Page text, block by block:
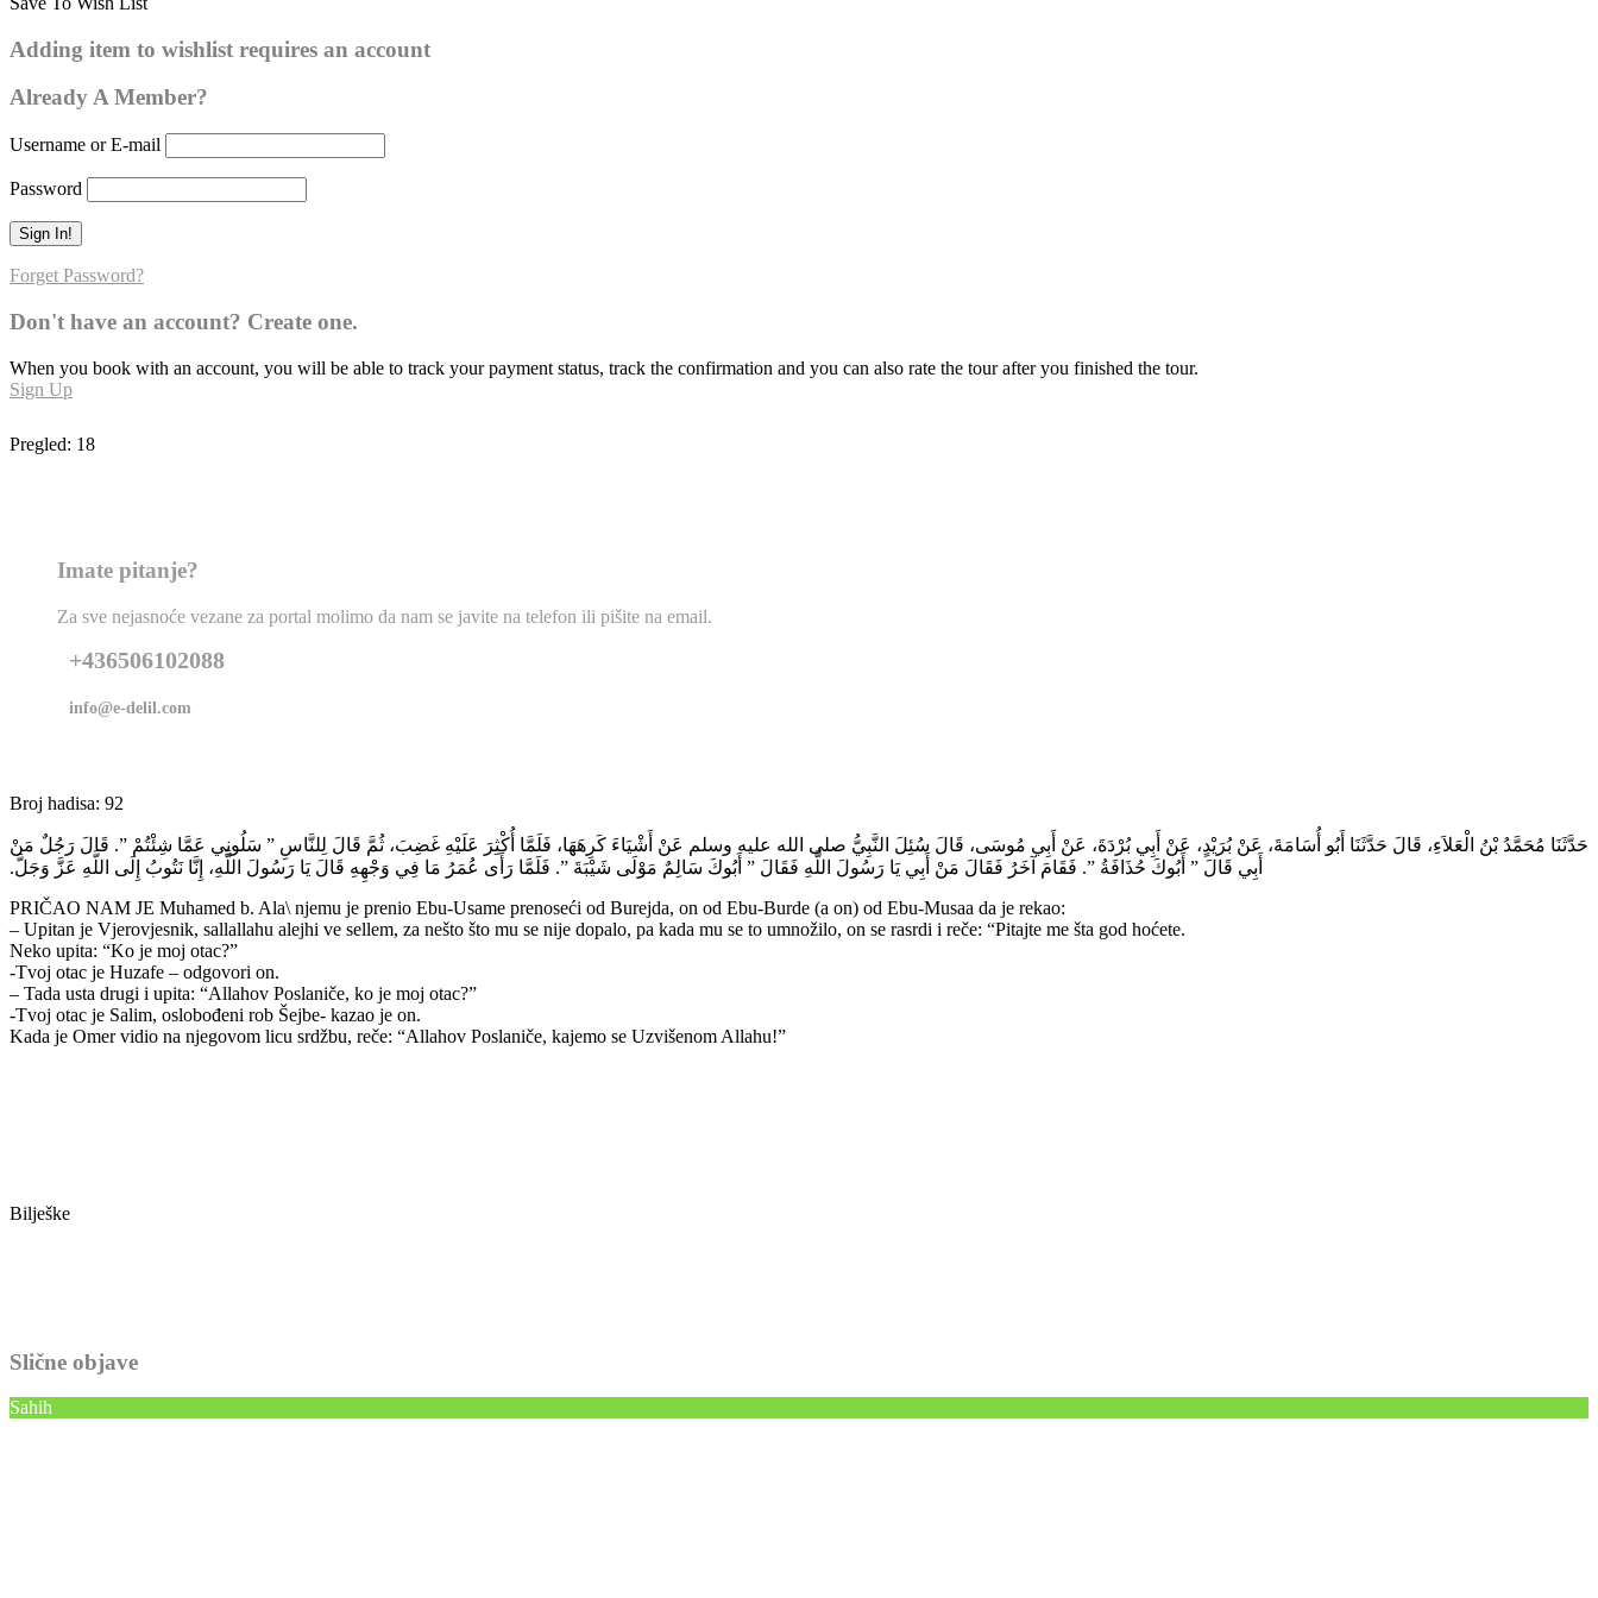
Buharija – broj hadisa: 92
Adding item to wishlist requires an account
Already A Member?
Username or E-mail
Password
Forget Password?
Don't have an account? Create one.
When you book with an account, you will be able to track your payment status, track the confirmation and you can also rate the tour after you finished the tour.
Sign Up
Pregled: 18
Imate pitanje?
Za sve nejasnoće vezane za portal molimo da nam se javite na telefon ili pišite na email.
+436506102088
info@e-delil.com
Broj hadisa: 92
حَدَّثَنَا مُحَمَّدُ بْنُ الْعَلاَءِ، قَالَ حَدَّثَنَا أَبُو أُسَامَةَ، عَنْ بُرَيْدٍ، عَنْ أَبِي بُرْدَةَ، عَنْ أَبِي مُوسَى، قَالَ سُئِلَ النَّبِيُّ صلى الله عليه وسلم عَنْ أَشْيَاءَ كَرِهَهَا، فَلَمَّا أُكْثِرَ عَلَيْهِ غَضِبَ، ثُمَّ قَالَ لِلنَّاسِ ‏”‏ سَلُونِي عَمَّا شِئْتُمْ ‏”‏‏.‏ قَالَ رَجُلٌ مَنْ
أَبِي قَالَ ‏”‏ أَبُوكَ حُذَافَةُ ‏”‏‏.‏ فَقَامَ آخَرُ فَقَالَ مَنْ أَبِي يَا رَسُولَ اللَّهِ فَقَالَ ‏”‏ أَبُوكَ سَالِمٌ مَوْلَى شَيْبَةَ ‏”‏‏.‏ فَلَمَّا رَأَى عُمَرُ مَا فِي وَجْهِهِ قَالَ يَا رَسُولَ اللَّهِ، إِنَّا نَتُوبُ إِلَى اللَّهِ عَزَّ وَجَلَّ‏.‏
PRIČAO NAM JE Muhamed b. Ala\ njemu je prenio Ebu-Usame prenoseći od Burejda, on od Ebu-Burde (a on) od Ebu-Musaa da je rekao:
– Upitan je Vjerovjesnik, sallallahu alejhi ve sellem, za nešto što mu se nije dopalo, pa kada mu se to umnožilo, on se rasrdi i reče: “Pitajte me šta god hoćete.
Neko upita: “Ko je moj otac?”
-Tvoj otac je Huzafe – odgovori on.
– Tada usta drugi i upita: “Allahov Poslaniče, ko je moj otac?”
-Tvoj otac je Salim, oslobođeni rob Šejbe- kazao je on.
Kada je Omer vidio na njegovom licu srdžbu, reče: “Allahov Poslaniče, kajemo se Uzvišenom Allahu!”
Bilješke
Slične objave
Sahih